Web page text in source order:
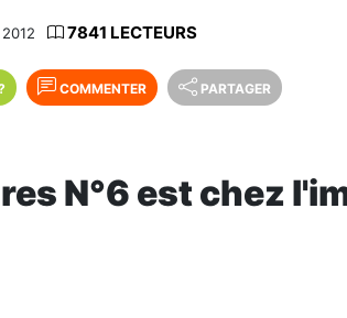
7841 LECTEURS
COMMENTER PARTAGER
N°6 est chez